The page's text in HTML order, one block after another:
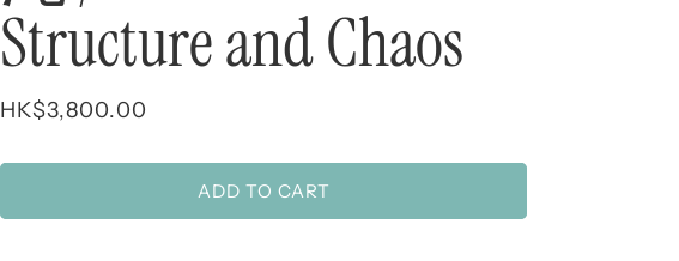
Structure and Chaos
Regular
HK$3,800.00
ADD TO CART